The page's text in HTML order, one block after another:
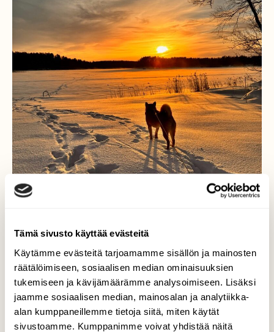
Tämä sivusto käyttää evästeitä
Käytämme evästeitä tarjoamamme sisällön ja mainosten
räätälöimiseen, sosiaalisen median ominaisuuksien
tukemiseen ja kävijämäärämme analysoimiseen. Lisäksi
jaamme sosiaalisen median, mainosalan ja analytiikka-
alan kumppaneillemme tietoja siitä, miten käytät
sivustoamme. Kumppanimme voivat yhdistää näitä
Lumipyryn jälkeen